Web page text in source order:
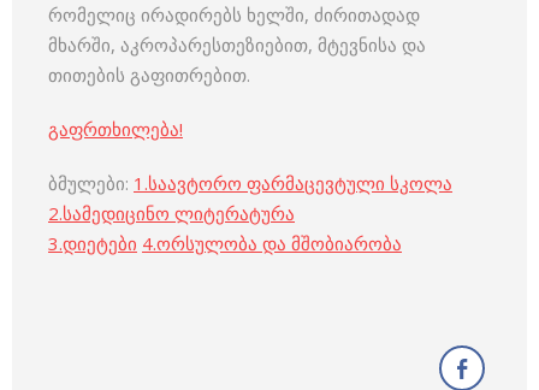
რომელიც ირადირებს ხელში, ძირითადად
მხარში, აკროპარესთეზიებით, მტევნისა და
თითების გაფითრებით.
გაფრთხილება!
ბმულები: 1.საავტორო ფარმაცევტული სკოლა
2.სამედიცინო ლიტერატურა
3.დიეტები 4.ორსულობა და მშობიარობა